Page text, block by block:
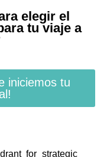
elegir el
tu viaje a
iniciemos tu
for strategic